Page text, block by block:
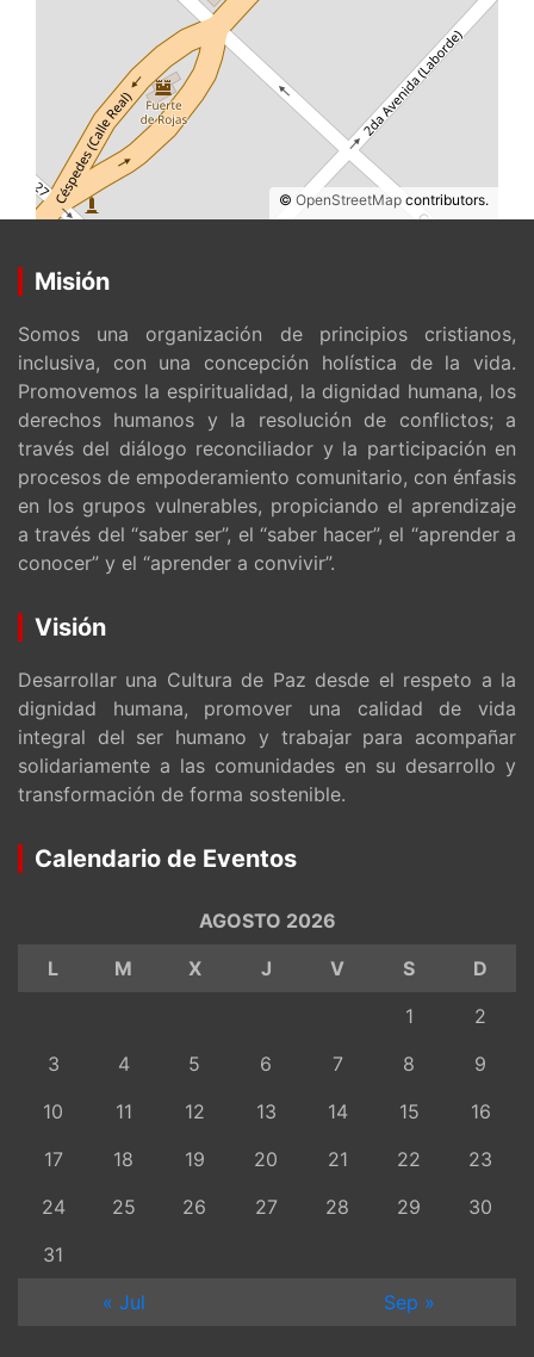
© OpenStreetMap contributors.
Misión
Somos una organización de principios cristianos,
inclusiva, con una concepción holística de la vida.
Promovemos la espiritualidad, la dignidad humana, los
derechos humanos y la resolución de conflictos; a
través del diálogo reconciliador y la participación en
procesos de empoderamiento comunitario, con énfasis
en los grupos vulnerables, propiciando el aprendizaje
a través del “saber ser”, el “saber hacer”, el “aprender a
conocer” y el “aprender a convivir”.
Visión
Desarrollar una Cultura de Paz desde el respeto a la
dignidad humana, promover una calidad de vida
integral del ser humano y trabajar para acompañar
solidariamente a las comunidades en su desarrollo y
transformación de forma sostenible.
Calendario de Eventos
AGOSTO 2026
L
M X J V S
D
1
2
3
4 5 6 7 8
9
10
11 12 13 14 15
16
17
18 19 20 21 22
23
24
25 26 27 28 29
30
31
« Jul
Sep »